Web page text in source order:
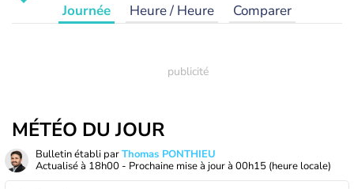
Journée Heure / Heure Comparer
MÉTÉO DU JOUR
Bulletin établi parThomas PONTHIEU
Actualisé à 18h00 - Prochaine mise à jour à 00h15 (heure locale)